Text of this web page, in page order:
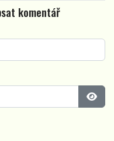
komentář